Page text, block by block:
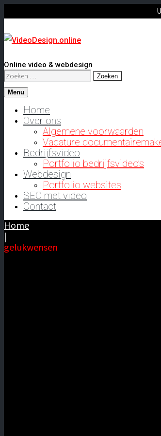
Online video & webdesign
Zoeken
naar:
Menu
Home
Over ons
Algemene voorwaarden
Vacature
Bedrijfsvideo
Portfolio bedrijfsvideo’s
Webdesign
Portfolio websites
SEO met video
Contact
Home
|
gelukwensen